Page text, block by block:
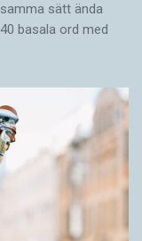
sätt ända
basala ord med